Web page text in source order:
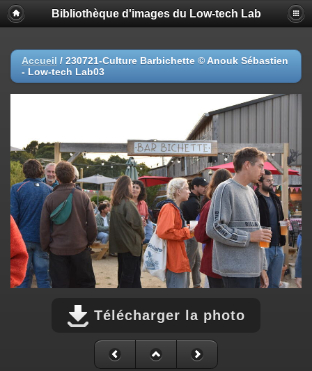
Bibliothèque d'images du Low-tech Lab
Accueil / 230721-Culture Barbichette © Anouk Sébastien
- Low-tech Lab03
Télécharger la photo